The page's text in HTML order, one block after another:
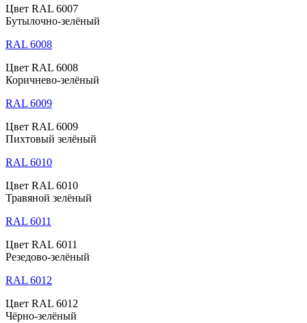
Цвет RAL 6007
Бутылочно-зелёный
RAL 6008
Цвет RAL 6008
Коричнево-зелёный
RAL 6009
Цвет RAL 6009
Пихтовый зелёный
RAL 6010
Цвет RAL 6010
Травяной зелёный
RAL 6011
Цвет RAL 6011
Резедово-зелёный
RAL 6012
Цвет RAL 6012
Чёрно-зелёный